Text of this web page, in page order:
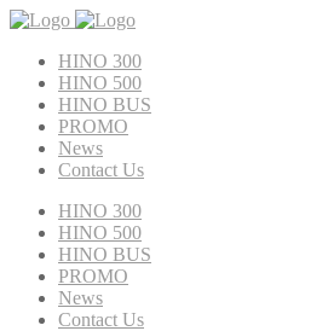
HINO 300
HINO 500
HINO BUS
PROMO
News
Contact Us
HINO 300
HINO 500
HINO BUS
PROMO
News
Contact Us